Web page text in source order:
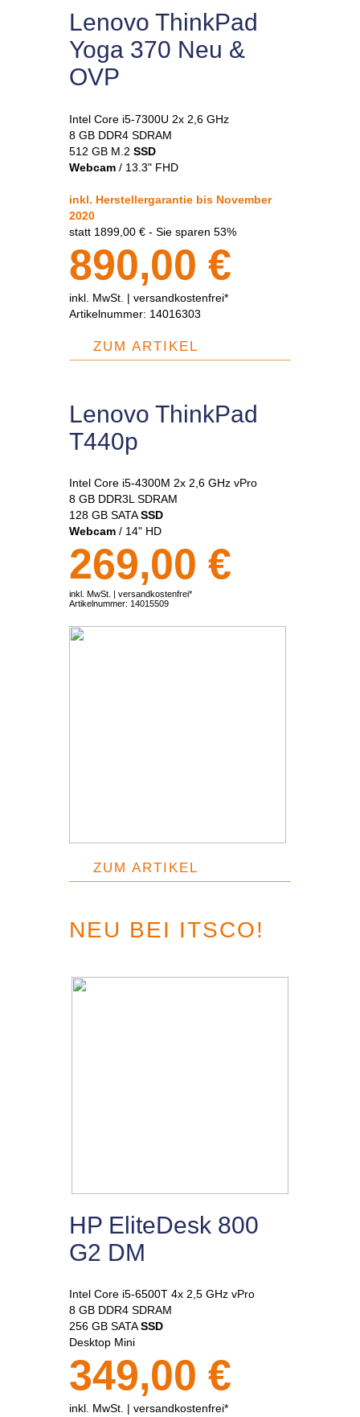
Lenovo ThinkPad
Yoga 370 Neu &
OVP
Intel Core i5-7300U 2x 2,6 GHz
8 GB DDR4 SDRAM
512 GB M.2 SSD
Webcam / 13.3" FHD
inkl. Herstellergarantie bis November
2020
statt 1899,00 € - Sie sparen 53%
890,00 €
inkl. MwSt. | versandkostenfrei*
Artikelnummer: 14016303
ZUM ARTIKEL
Lenovo ThinkPad
T440p
Intel Core i5-4300M 2x 2,6 GHz vPro
8 GB DDR3L SDRAM
128 GB SATASSD
Webcam / 14" HD
269,00 €
inkl. MwSt. | versandkostenfrei*
Artikelnummer: 14015509
ZUM ARTIKEL
NEU BEI ITSCO!
HP EliteDesk 800
G2 DM
Intel Core i5-6500T 4x 2,5 GHz vPro
8 GB DDR4 SDRAM
256 GB SATASSD
Desktop Mini
349,00 €
inkl. MwSt. | versandkostenfrei*